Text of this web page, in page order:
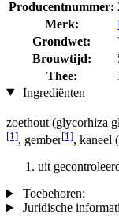
Producentnummer:
Merk:
Grondwet:
Brouwtijd:
Thee:
Ingrediënten
zoethout (glycorhiza
[1], gember[1], kaneel
uit
Toebehoren:
Juridische